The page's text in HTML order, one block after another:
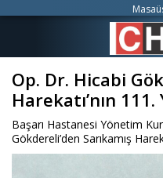
Op. Dr. Hicabi
Harekatı’nın
Başarı Hastanesi Yönetim
Gökdereli’den Sarıkamış